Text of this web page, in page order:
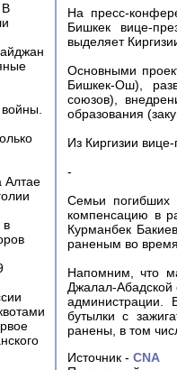
В
Алтае
в
На пресс-
Бишкек вице-
выделяет
Основными
Бишкек-Ош),
союзов),
образования
Из Киргизии
-
Семьи погибших
компенсацию в
Курманбек
раненым во
Напомним, что
Джалал-Абадской
администрации.
бутылки с
ранены, в том
Источник - CNA